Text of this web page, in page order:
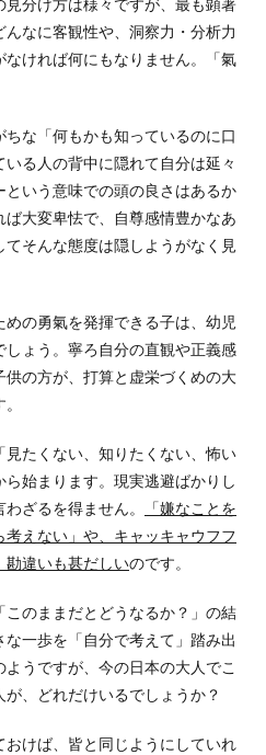
分け方は様々ですが、最も顕著
んなに客観性や、洞察力・分析力
ければ何にもなりません。「氣
な「何もかも知っているのに口
る人の背中に隠れて自分は延々
いう意味での頭の良さはあるか
大変卑怯で、自尊感情豊かなあ
そんな態度は隠しようがなく見
の勇氣を発揮できる子は、幼児
ょう。寧ろ自分の直観や正義感
の方が、打算と虚栄づくめの大
たくない、知りたくない、怖い
始まります。現実逃避ばかりし
ざるを得ません。
「嫌なことを
えない」や、キャッキャウフフ
勘違いも甚だしいのです。
のままだとどうなるか？」の結
一歩を「自分で考えて」踏み出
うですが、今の日本の大人でこ
、どれだけいるでしょうか？
おけば、皆と同じようにしていれ